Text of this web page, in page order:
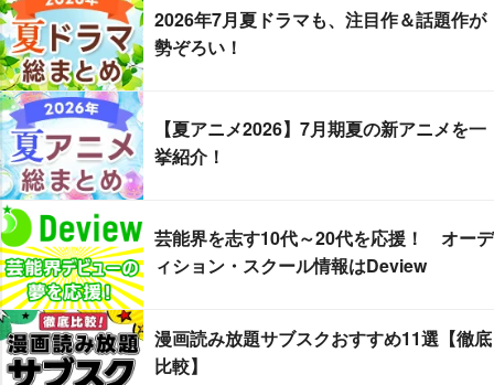
2026年7月夏ドラマも、注目作＆話題作が
勢ぞろい！
【夏アニメ2026】7月期夏の新アニメを一
挙紹介！
芸能界を志す10代～20代を応援！ オーデ
ィション・スクール情報はDeview
漫画読み放題サブスクおすすめ11選【徹底
比較】